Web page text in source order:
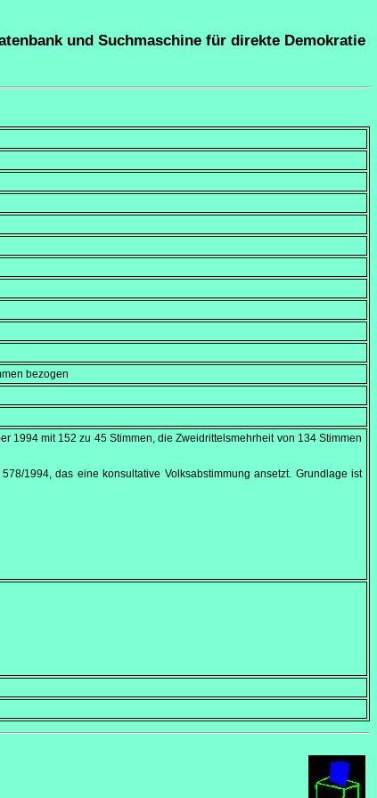
und Suchmaschine für direkte Demokratie
bezogen
1994mit 152 zu 45 Stimmen, die Zweidrittelsmehrheit von 134 Stimmen
1994, das eine konsultative Volksabstimmung ansetzt. Grundlage ist